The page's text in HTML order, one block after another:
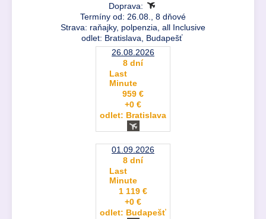
Doprava:
Termíny od: 26.08., 8 dňové
Strava: raňajky, polpenzia, all Inclusive
odlet: Bratislava, Budapešť
26.08.2026
8 dní
Last
Minute
959 €
+0 €
odlet: Bratislava
01.09.2026
8 dní
Last
Minute
1 119 €
+0 €
odlet: Budapešť